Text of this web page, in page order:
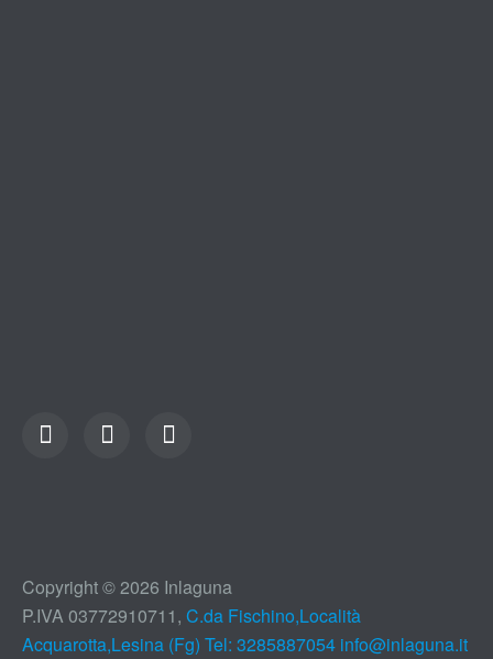
Copyright © 2026 Inlaguna
P.IVA 03772910711, C.da Fischino,Località
Acquarotta,Lesina (Fg) Tel: 3285887054 info@inlaguna.it